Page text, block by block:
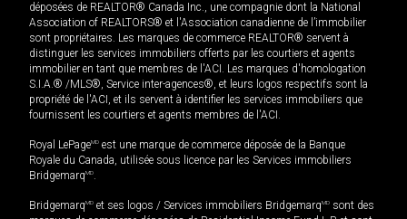
déposées de REALTOR® Canada Inc., une compagnie dont la National
Association of REALTORS® et l'Association canadienne de l’immobilier
sont propriétaires. Les marques de commerce REALTOR® servent à
distinguer les services immobiliers offerts par les courtiers et agents
immobilier en tant que membres de l'ACI. Les marques d'homologation
S.I.A.® /MLS®, Service inter-agences®, et leurs logos respectifs sont la
propriété de l'ACI, et ils servent à identifier les services immobiliers que
fournissent les courtiers et agents membres de l'ACI.
Royal LePageMD est une marque de commerce déposée de la Banque
Royale du Canada, utilisée sous licence par les Services immobiliers
BridgemarqMD.
BridgemarqMD et ses logos / Services immobiliers BridgemarqMD sont des